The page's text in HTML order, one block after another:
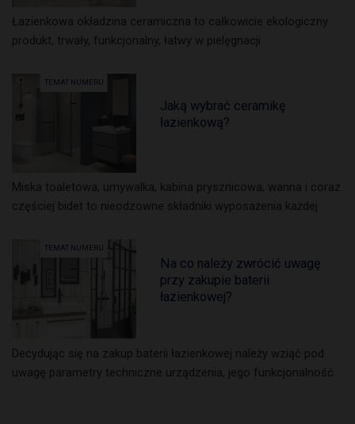
Łazienkowa okładzina ceramiczna to całkowicie ekologiczny
produkt, trwały, funkcjonalny, łatwy w pielęgnacji
TEMAT NUMERU
Jaką wybrać ceramikę
łazienkową?
Miska toaletowa, umywalka, kabina prysznicowa, wanna i coraz
częściej bidet to nieodzowne składniki wyposażenia każdej
TEMAT NUMERU
Na co należy zwrócić uwagę
przy zakupie baterii
łazienkowej?
Decydując się na zakup baterii łazienkowej należy wziąć pod
uwagę parametry techniczne urządzenia, jego funkcjonalność